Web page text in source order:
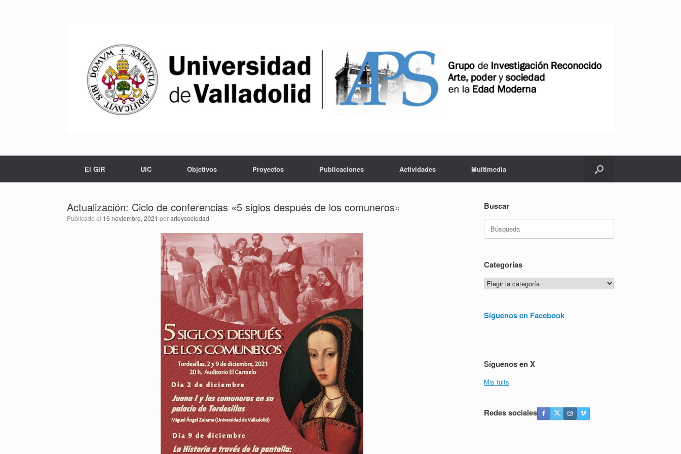
El GIR UIC Objetivos Proyectos Publicaciones Actividades Multimedia
Actualización: Ciclo de conferencias «5 siglos después de los comuneros»
Publicado el 16 noviembre, 2021 porarteysociedad
Buscar
Buscar:
Categorías
Categorías
Síguenos en Facebook
Síguenos en X
Mis tuits
Redes sociales